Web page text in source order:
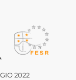
2022